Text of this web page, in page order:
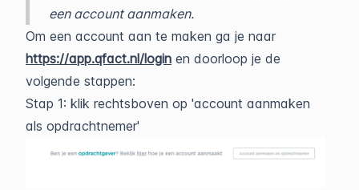
een account aanmaken.
Om een account aan te maken ga je naar
https://app.qfact.nl/login en doorloop je de
volgende stappen:
Stap 1: klik rechtsboven op 'account aanmaken
als opdrachtnemer'